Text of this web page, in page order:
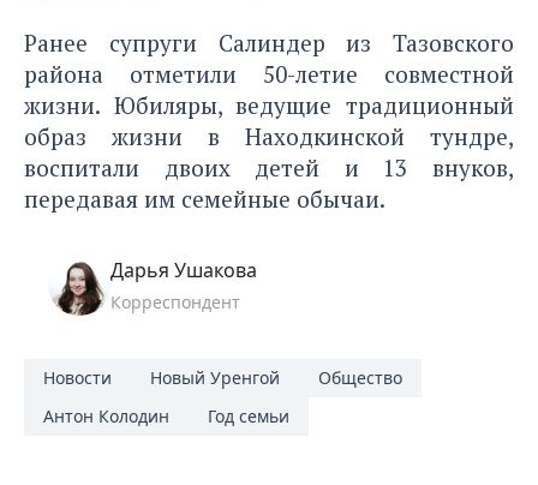
Ранее супруги Салиндер из Тазовского
района отметили 50-летие совместной
жизни. Юбиляры, ведущие традиционный
образ жизни в Находкинской тундре,
воспитали двоих детей и 13 внуков,
передавая им семейные обычаи.
Дарья Ушакова
Корреспондент
Новости Новый Уренгой
Общество
Антон Колодин
Год семьи